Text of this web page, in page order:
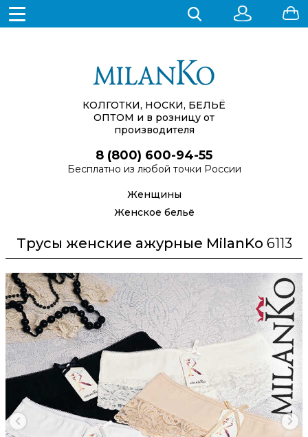
КОЛГОТКИ, НОСКИ, БЕЛЬЁ
ОПТОМ и в розницу от
производителя
8 (800) 600-94-55
Бесплатно из любой точки России
Женщины
Женское бельё
Трусы женские ажурные MilanKo 6113